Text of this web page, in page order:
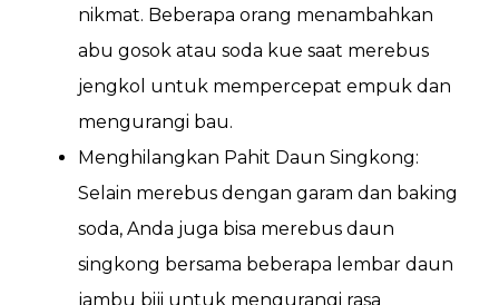
nikmat. Beberapa orang menambahkan
abu gosok atau soda kue saat merebus
jengkol untuk mempercepat empuk dan
mengurangi bau.
Menghilangkan Pahit Daun Singkong:
Selain merebus dengan garam dan baking
soda, Anda juga bisa merebus daun
singkong bersama beberapa lembar daun
jambu biji untuk mengurangi rasa